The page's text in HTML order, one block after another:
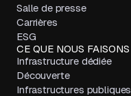
Salle de presse
Carrières
ESG
CE QUE NOUS FAISONS
Infrastructure dédiée
Découverte
Infrastructures publiques